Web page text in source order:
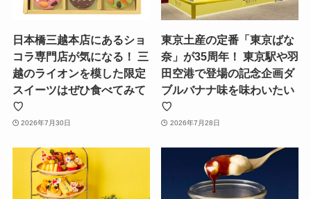
日本橋三越本店にあるショ
コラ専門店が気になる！ 三
越のライオンを模した限定
スイーツはぜひ食べてみて
♡
2026年7月30日
東京土産の定番「東京ばな
奈」が35周年！ 東京駅や羽
田空港で登場の記念企画ダ
ブルバナナ味を味わいたい
♡
2026年7月28日